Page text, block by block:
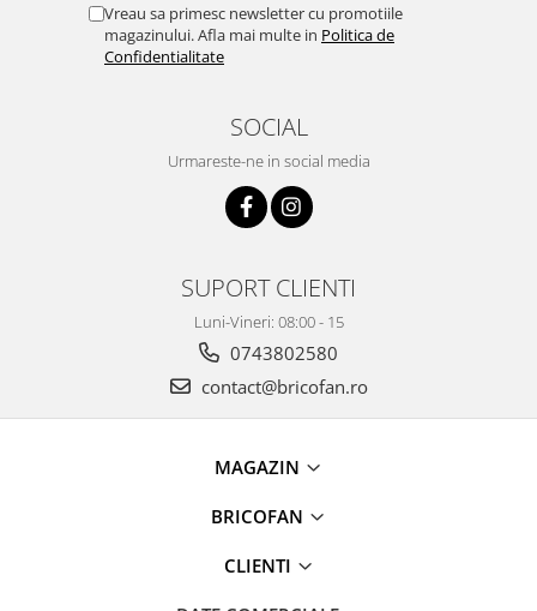
Feronerie
Balamale si zavoare
Vreau sa primesc newsletter cu promotiile
magazinului. Afla mai multe in Politica de
Confidentialitate
SOCIAL
Urmareste-ne in social media
SUPORT CLIENTI
Luni-Vineri: 08:00 - 15
0743802580
contact@bricofan.ro
MAGAZIN
BRICOFAN
CLIENTI